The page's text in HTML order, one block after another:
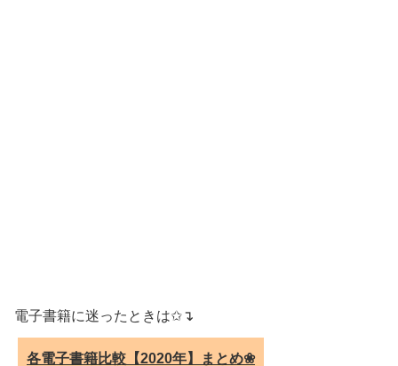
電子書籍に迷ったときは✩↴
各電子書籍比較【2020年】まとめ❀